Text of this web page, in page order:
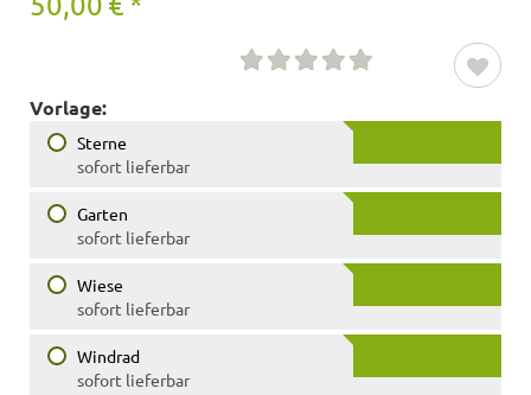
Vorlage:
Sterne
sofort lieferbar
Garten
sofort lieferbar
Wiese
sofort lieferbar
Windrad
sofort lieferbar